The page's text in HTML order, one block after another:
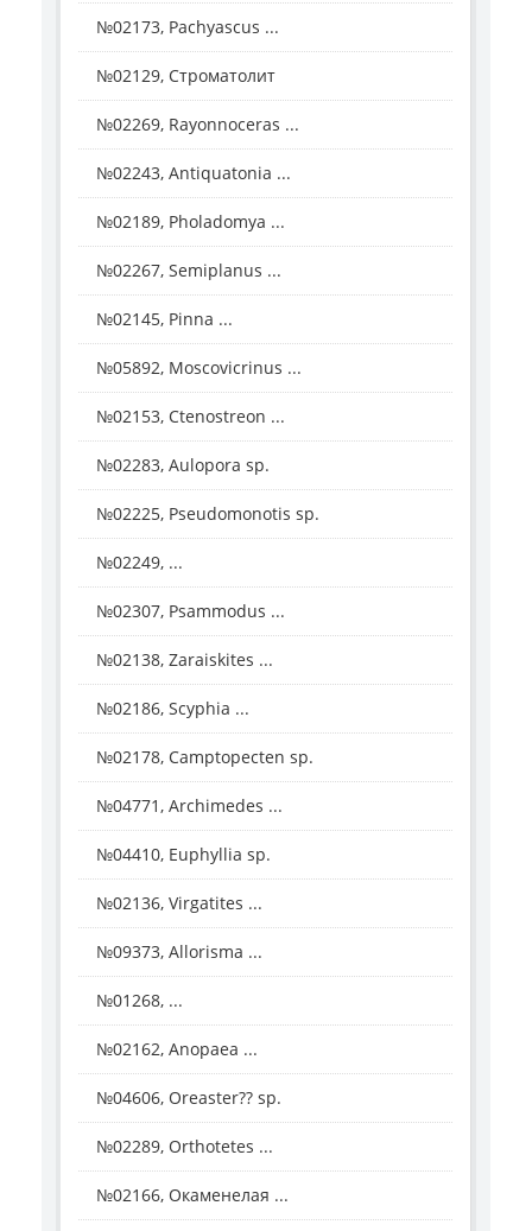
№02173, Pachyascus ...
№02129, Строматолит
№02269, Rayonnoceras ...
№02243, Antiquatonia ...
№02189, Pholadomya ...
№02267, Semiplanus ...
№02145, Pinna ...
№05892, Moscovicrinus ...
№02153, Ctenostreon ...
№02283, Aulopora sp.
№02225, Pseudomonotis sp.
№02249, ...
№02307, Psammodus ...
№02138, Zaraiskites ...
№02186, Scyphia ...
№02178, Camptopecten sp.
№04771, Archimedes ...
№04410, Euphyllia sp.
№02136, Virgatites ...
№09373, Allorisma ...
№01268, ...
№02162, Anopaea ...
№04606, Oreaster?? sp.
№02289, Orthotetes ...
№02166, Окаменелая ...